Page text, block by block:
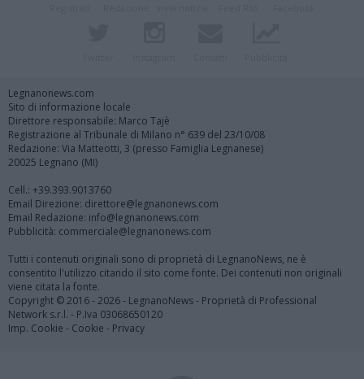
Legnanonews.com
Sito di informazione locale
Direttore responsabile: Marco Tajè
Registrazione al Tribunale di Milano n° 639 del 23/10/08
Redazione: Via Matteotti, 3 (presso Famiglia Legnanese)
20025 Legnano (MI)
Cell.: +39.393.9013760
Email Direzione: direttore@legnanonews.com
Email Redazione: info@legnanonews.com
Pubblicità: commerciale@legnanonews.com
Tutti i contenuti originali sono di proprietà di LegnanoNews, ne è
consentito l'utilizzo citando il sito come fonte. Dei contenuti non originali
viene citata la fonte.
Copyright © 2016 - 2026 - LegnanoNews - Proprietà di Professional
Network s.r.l. - P.Iva 03068650120
Imp. Cookie - Cookie - Privacy